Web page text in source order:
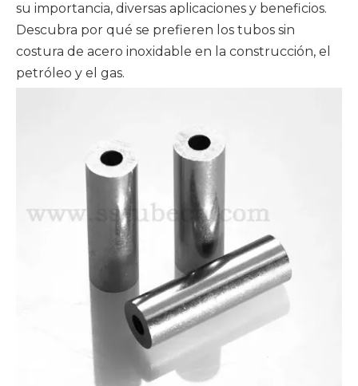
su importancia, diversas aplicaciones y beneficios.
Descubra por qué se prefieren los tubos sin
costura de acero inoxidable en la construcción, el
petróleo y el gas.